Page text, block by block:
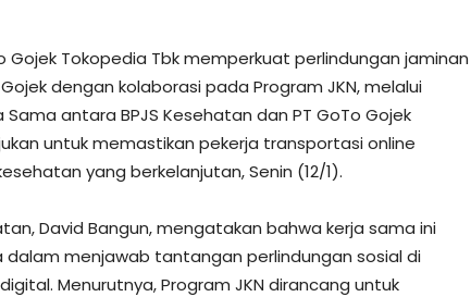
Gojek Tokopedia Tbk memperkuat perlindungan jaminan
dengan kolaborasi pada Program JKN, melalui
antara BPJS Kesehatan dan PT GoTo Gojek
untuk memastikan pekerja transportasi online
yang berkelanjutan, Senin (12/1).
David Bangun, mengatakan bahwa kerja sama ini
menjawab tantangan perlindungan sosial di
Menurutnya, Program JKN dirancang untuk